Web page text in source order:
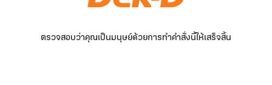
ตรวจสอบว่าคุณเป็นมนุษย์ด้วยการทำคำสั่งนี้ให้เสร็จสิ้น